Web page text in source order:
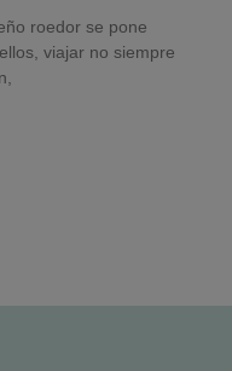
roedor se pone
viajar no siempre